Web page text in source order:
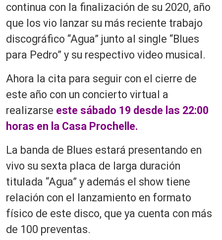
continua con la finalización de su 2020, año
que los vio lanzar su más reciente trabajo
discográfico “Agua” junto al single “Blues
para Pedro” y su respectivo video musical.
Ahora la cita para seguir con el cierre de
este año con un concierto virtual a
realizarse este sábado 19 desde las 22:00
horas en la Casa Prochelle.
La banda de Blues estará presentando en
vivo su sexta placa de larga duración
titulada “Agua” y además el show tiene
relación con el lanzamiento en formato
físico de este disco, que ya cuenta con más
de 100 preventas.